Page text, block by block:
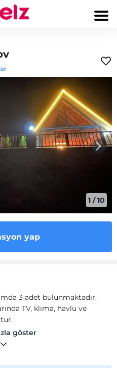
1 /10
yap
3 adet bulunmaktadır.
TV, klima, havlu ve
göster